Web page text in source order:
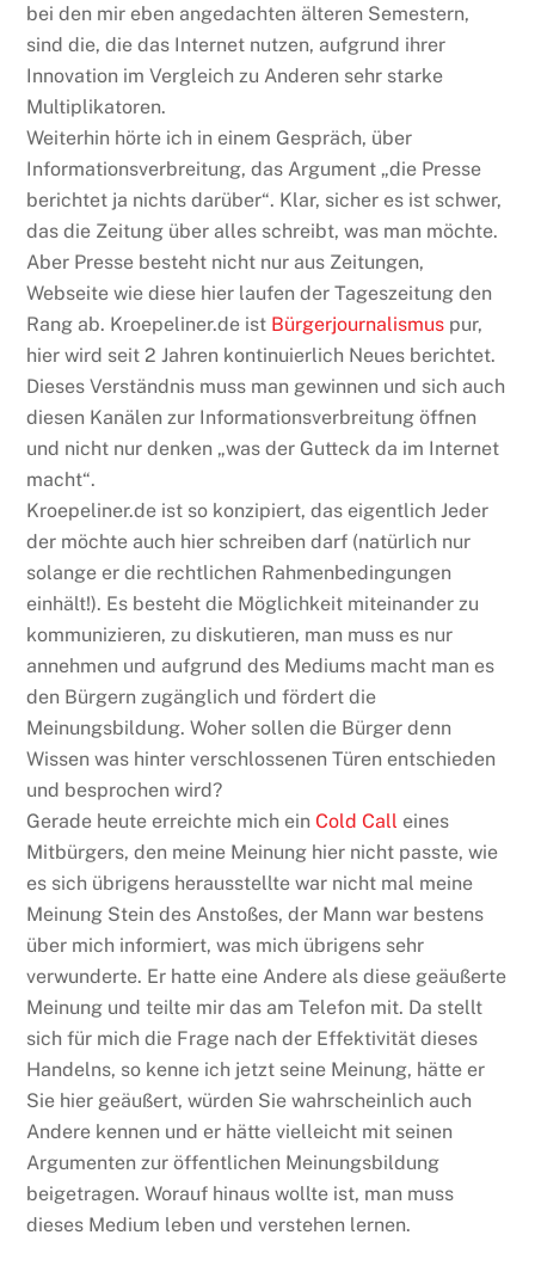
bei den mir eben angedachten älteren Semestern,
sind die, die das Internet nutzen, aufgrund ihrer
Innovation im Vergleich zu Anderen sehr starke
Multiplikatoren.
Weiterhin hörte ich in einem Gespräch, über
Informationsverbreitung, das Argument „die Presse
berichtet ja nichts darüber“. Klar, sicher es ist schwer,
das die Zeitung über alles schreibt, was man möchte.
Aber Presse besteht nicht nur aus Zeitungen,
Webseite wie diese hier laufen der Tageszeitung den
Rang ab. Kroepeliner.de ist Bürgerjournalismus pur,
hier wird seit 2 Jahren kontinuierlich Neues berichtet.
Dieses Verständnis muss man gewinnen und sich auch
diesen Kanälen zur Informationsverbreitung öffnen
und nicht nur denken „was der Gutteck da im Internet
macht“.
Kroepeliner.de ist so konzipiert, das eigentlich Jeder
der möchte auch hier schreiben darf (natürlich nur
solange er die rechtlichen Rahmenbedingungen
einhält!). Es besteht die Möglichkeit miteinander zu
kommunizieren, zu diskutieren, man muss es nur
annehmen und aufgrund des Mediums macht man es
den Bürgern zugänglich und fördert die
Meinungsbildung. Woher sollen die Bürger denn
Wissen was hinter verschlossenen Türen entschieden
und besprochen wird?
Gerade heute erreichte mich einCold Call eines
Mitbürgers, den meine Meinung hier nicht passte, wie
es sich übrigens herausstellte war nicht mal meine
Meinung Stein des Anstoßes, der Mann war bestens
über mich informiert, was mich übrigens sehr
verwunderte. Er hatte eine Andere als diese geäußerte
Meinung und teilte mir das am Telefon mit. Da stellt
sich für mich die Frage nach der Effektivität dieses
Handelns, so kenne ich jetzt seine Meinung, hätte er
Sie hier geäußert, würden Sie wahrscheinlich auch
Andere kennen und er hätte vielleicht mit seinen
Argumenten zur öffentlichen Meinungsbildung
beigetragen. Worauf hinaus wollte ist, man muss
dieses Medium leben und verstehen lernen.